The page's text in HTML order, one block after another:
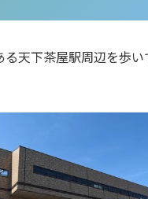
る天下茶屋駅周辺を歩い